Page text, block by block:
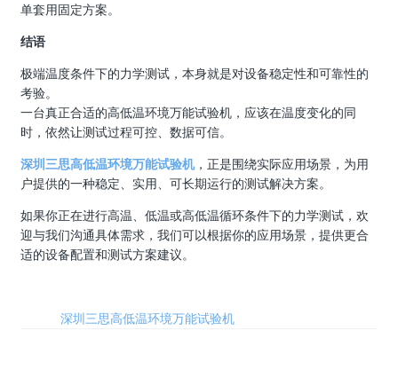
单套用固定方案。
结语
极端温度条件下的力学测试，本身就是对设备稳定性和可靠性的
考验。
一台真正合适的高低温环境万能试验机，应该在温度变化的同
时，依然让测试过程可控、数据可信。
深圳三思高低温环境万能试验机，正是围绕实际应用场景，为用
户提供的一种稳定、实用、可长期运行的测试解决方案。
如果你正在进行高温、低温或高低温循环条件下的力学测试，欢
迎与我们沟通具体需求，我们可以根据你的应用场景，提供更合
适的设备配置和测试方案建议。
深圳三思高低温环境万能试验机